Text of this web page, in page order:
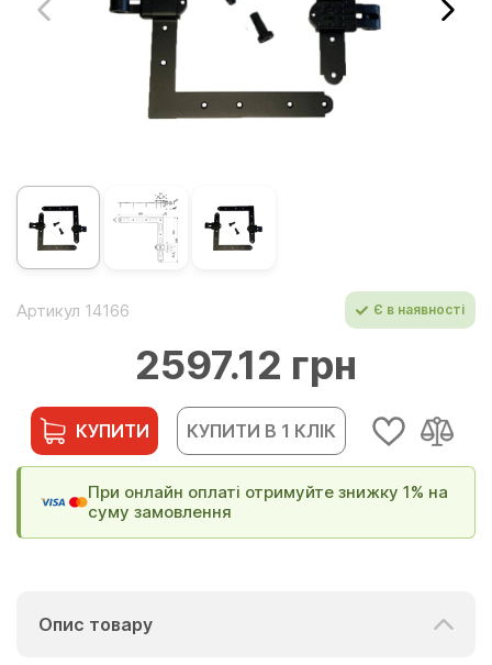
Артикул 14166 Є в наявності
2597.12 грн
КУПИТИ КУПИТИ В 1 КЛІК
При онлайн оплаті отримуйте знижку 1% на
суму замовлення
Опис товару